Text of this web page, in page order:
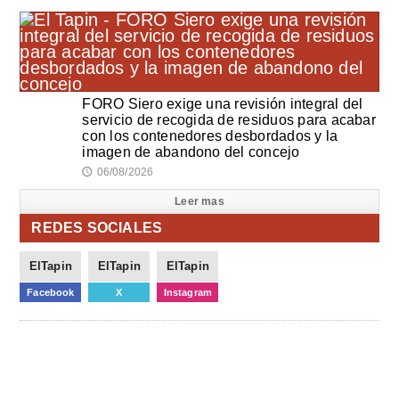
FORO Siero exige una revisión integral del
servicio de recogida de residuos para acabar
con los contenedores desbordados y la
imagen de abandono del concejo
🕔 06/08/2026
Leer mas
REDES SOCIALES
ElTapin
Facebook
ElTapin
X
ElTapin
Instagram